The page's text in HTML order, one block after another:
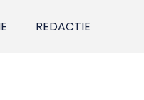
REDACTIE